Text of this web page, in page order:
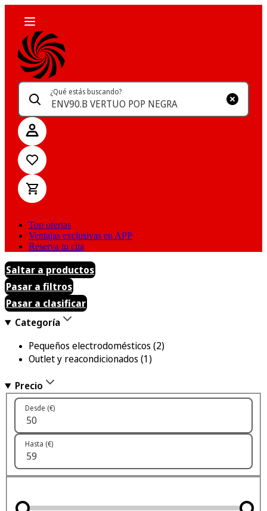
¿Qué estás buscando?
Top ofertas
Ventajas exclusivas en APP
Reserva tu cita
Saltar a productos
Pasar a filtros
Pasar a clasificar
Categoría
Pequeños electrodomésticos (2)
Outlet y reacondicionados (1)
Precio
Desde (€)
Hasta (€)